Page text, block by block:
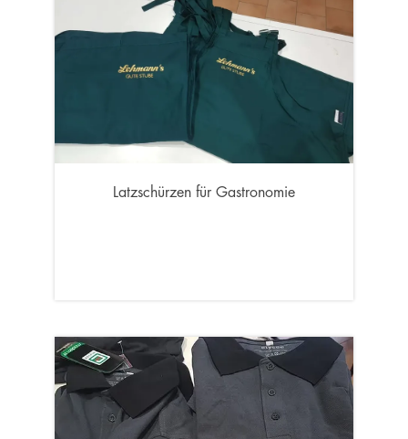
Latzschürzen für Gastronomie